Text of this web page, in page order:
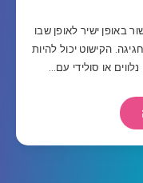
באופן ישיר לאופן שבו
הקישוט יכול להיות
או סולידי עם…